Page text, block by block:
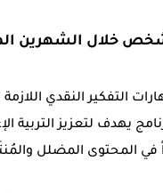
التدريب المحترف تصل إلى أكثر من
التفكير النقدي اللازمة
يهدف لتعزيز التربية
في المحتوى المضلل